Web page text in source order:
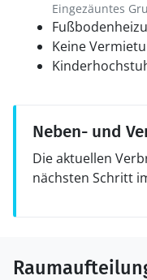
Eingezäuntes
Keine
Neben- und
Die aktuellen
nächsten Schritt